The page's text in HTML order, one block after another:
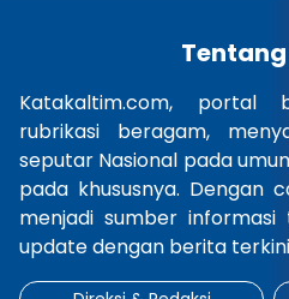
Katakaltim.com, portal
rubrikasi beragam,
seputar Nasional pada
pada khususnya. Dengan
menjadi sumber
update dengan berita